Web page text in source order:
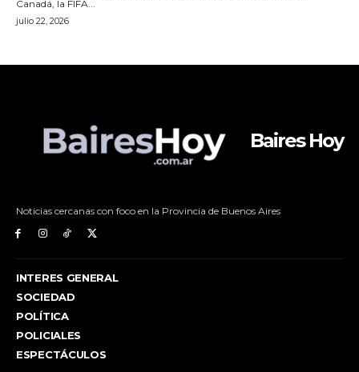
Baires Hoy
Noticias cercanas con foco en la Provincia de Buenos Aires
INTERES GENERAL
SOCIEDAD
POLÍTICA
POLICIALES
ESPECTÁCULOS